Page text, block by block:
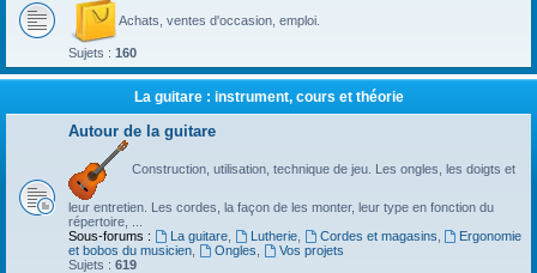
Achats, ventes d'occasion, emploi.
Sujets : 160
La guitare : instrument, cours et théorie
Autour de la guitare
Construction, utilisation, technique de jeu. Les ongles, les doigts et
leur entretien. Les cordes, la façon de les monter, leur type en fonction du
répertoire, ...
Sous-forums :
La guitare, Lutherie, Cordes et magasins
Ergonomie
et bobos du musicien
Ongles
Vos projets
Sujets : 619